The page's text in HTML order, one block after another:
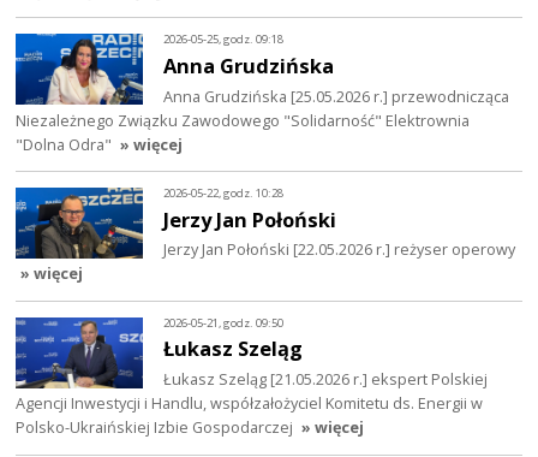
2026-05-25, godz. 09:18
Anna Grudzińska
Anna Grudzińska [25.05.2026 r.] przewodnicząca
Niezależnego Związku Zawodowego "Solidarność" Elektrownia
"Dolna Odra" » więcej
2026-05-22, godz. 10:28
Jerzy Jan Połoński
Jerzy Jan Połoński [22.05.2026 r.] reżyser operowy
» więcej
2026-05-21, godz. 09:50
Łukasz Szeląg
Łukasz Szeląg [21.05.2026 r.] ekspert Polskiej
Agencji Inwestycji i Handlu, współzałożyciel Komitetu ds. Energii w
Polsko-Ukraińskiej Izbie Gospodarczej » więcej